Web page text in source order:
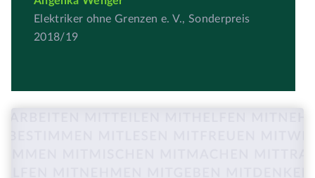
Elektriker ohne Grenzen e. V., Sonderpreis
2018/19